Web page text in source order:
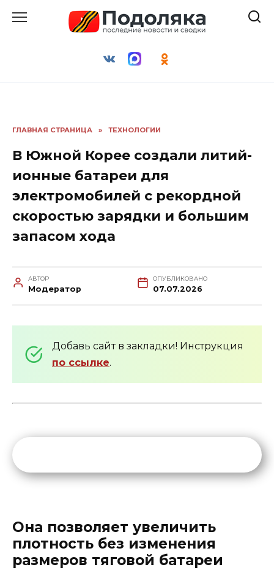
ГЛАВНАЯ СТРАНИЦА » ТЕХНОЛОГИИ
В Южной Корее создали литий-
ионные батареи для
электромобилей с рекордной
скоростью зарядки и большим
запасом хода
АВТОР
Модератор
ОПУБЛИКОВАНО
07.07.2026
Добавь сайт в закладки! Инструкция
по ссылке.
Она позволяет увеличить
плотность без изменения
размеров тяговой батареи